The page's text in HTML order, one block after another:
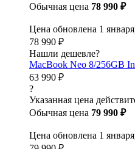
Обычная цена 78 990 ₽
Цена обновлена 1
78 990 ₽
Нашли дешевле?
MacBook Neo 8/256GB
63 990 ₽
?
Указанная цена
Обычная цена 79 990 ₽
Цена обновлена 1